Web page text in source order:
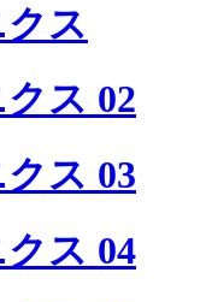
ス
ス 02
ス 03
ス 04